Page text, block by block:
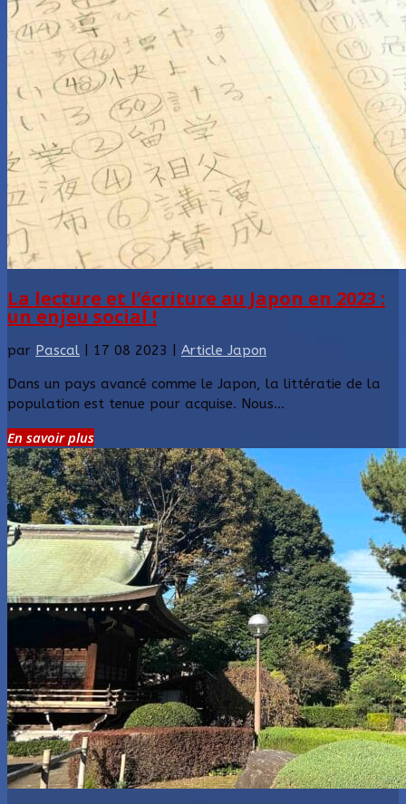
La lecture et l’écriture au Japon en 2023 :
un enjeu social !
par Pascal 17 08 2023 Article Japon
Dans un pays avancé comme le Japon, la littératie de la
population est tenue pour acquise. Nous...
En savoir plus